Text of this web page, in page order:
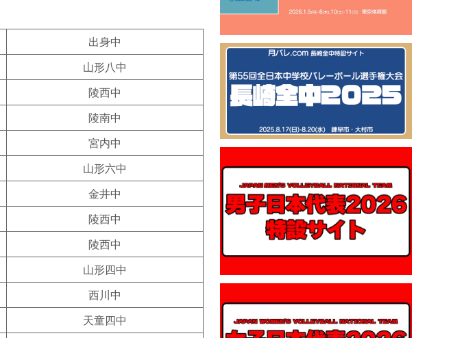
出身中
山形八中
陵西中
陵南中
宮内中
山形六中
金井中
陵西中
陵西中
山形四中
西川中
天童四中